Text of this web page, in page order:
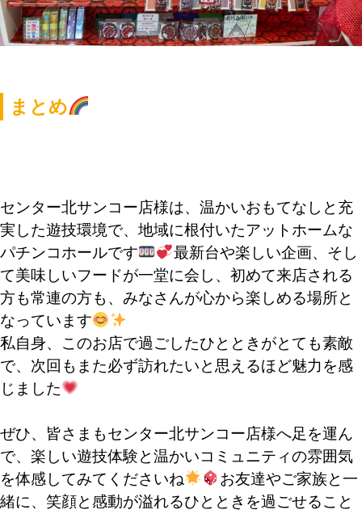
まとめ
センター北サンコー店様は、温かいおもてなしと充
実した遊技環境で、地域に根付いたアットホームな
パチンコホールです
最新台や楽しい企画、そし
て美味しいフードが一堂に会し、初めて来店される
方も常連の方も、みなさんが心から楽しめる場所と
なっています
私自身、このお店で過ごしたひとときがとても素敵
で、次回もまた必ず訪れたいと思えるほど魅力を感
じました
ぜひ、皆さまもセンター北サンコー店様へ足を運ん
で、楽しい遊技体験と温かいコミュニティの雰囲気
を体感してみてくださいね
お友達やご家族と一
緒に、笑顔と感動が溢れるひとときを過ごせること